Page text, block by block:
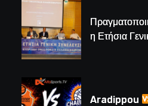
η Ετήσια
(BINTEO)
Aradippou